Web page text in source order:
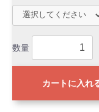
数量
カートに入れ